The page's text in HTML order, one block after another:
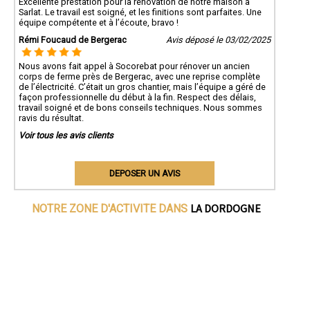
Sarlat. Le travail est soigné, et les finitions sont parfaites. Une
équipe compétente et à l’écoute, bravo !
Rémi Foucaud de Bergerac
Avis déposé le 03/02/2025
Nous avons fait appel à Socorebat pour rénover un ancien
corps de ferme près de Bergerac, avec une reprise complète
de l’électricité. C’était un gros chantier, mais l’équipe a géré de
façon professionnelle du début à la fin. Respect des délais,
travail soigné et de bons conseils techniques. Nous sommes
ravis du résultat.
Voir tous les avis clients
DEPOSER UN AVIS
NOTRE ZONE D'ACTIVITE DANS LA DORDOGNE